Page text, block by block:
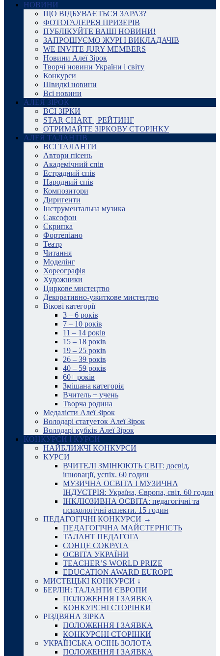
НОВИНИ
ЩО ВІДБУВАЄТЬСЯ ЗАРАЗ?
ФОТОГАЛЕРЕЯ ПРИЗЕРІВ
ПУБЛІКУЙТЕ ВАШІ НОВИНИ!
ЗАПРОШУЄМО ЖУРІ І ВИКЛАДАЧІВ
WE INVITE JURY MEMBERS
Новини Алеї Зірок
Творчі новини України і світу
Конкурси
Швидкі новини
Всі новини
АЛЕЯ ЗІРОК
ВСІ ЗІРКИ
STAR CHART | РЕЙТИНГ
ОТРИМАЙТЕ ЗІРКОВУ СТОРІНКУ
АЛЕЯ ТАЛАНТІВ
ВСІ ТАЛАНТИ
Автори пісень
Академічний спів
Естрадний спів
Народний спів
Композитори
Диригенти
Інструментальна музика
Саксофон
Скрипка
Фортепіано
Театр
Читання
Моделінг
Хореографія
Художники
Циркове мистецтво
Декоративно-ужиткове мистецтво
Вікові категорії
3 – 6 років
7 – 10 років
11 – 14 років
15 – 18 років
19 – 25 років
26 – 39 років
40 – 59 років
60+ років
Змішана категорія
Вчитель + учень
Творча родина
Медалісти Алеї Зірок
Володарі статуеток Алеї Зірок
Володарі кубків Алеї Зірок
КОНКУРСИ І КУРСИ
НАЙБЛИЖЧІ КОНКУРСИ
КУРСИ
ВЧИТЕЛІ ЗМІНЮЮТЬ СВІТ: досвід,
інновації, успіх. 60 годин
МУЗИЧНА ОСВІТА І МУЗИЧНА
ІНДУСТРІЯ: Україна, Європа, світ. 60 годин
ІНКЛЮЗИВНА ОСВІТА: педагогічні та
психологічні аспекти. 15 годин
ПЕДАГОГІЧНІ КОНКУРСИ →
ПЕДАГОГІЧНА МАЙСТЕРНІСТЬ
ТАЛАНТ ПЕДАГОГА
СОНЦЕ СОКРАТА
ОСВІТА УКРАЇНИ
TEACHER’S WORLD PRIZE
EDUCATION AWARD EUROPE
МИСТЕЦЬКІ КОНКУРСИ ↓
БЕРЛІН: ТАЛАНТИ ЄВРОПИ
ПОЛОЖЕННЯ І ЗАЯВКА
КОНКУРСНІ СТОРІНКИ
РІЗДВЯНА ЗІРКА
ПОЛОЖЕННЯ І ЗАЯВКА
КОНКУРСНІ СТОРІНКИ
УКРАЇНСЬКА ОСІНЬ ЗОЛОТА
ПОЛОЖЕННЯ І ЗАЯВКА